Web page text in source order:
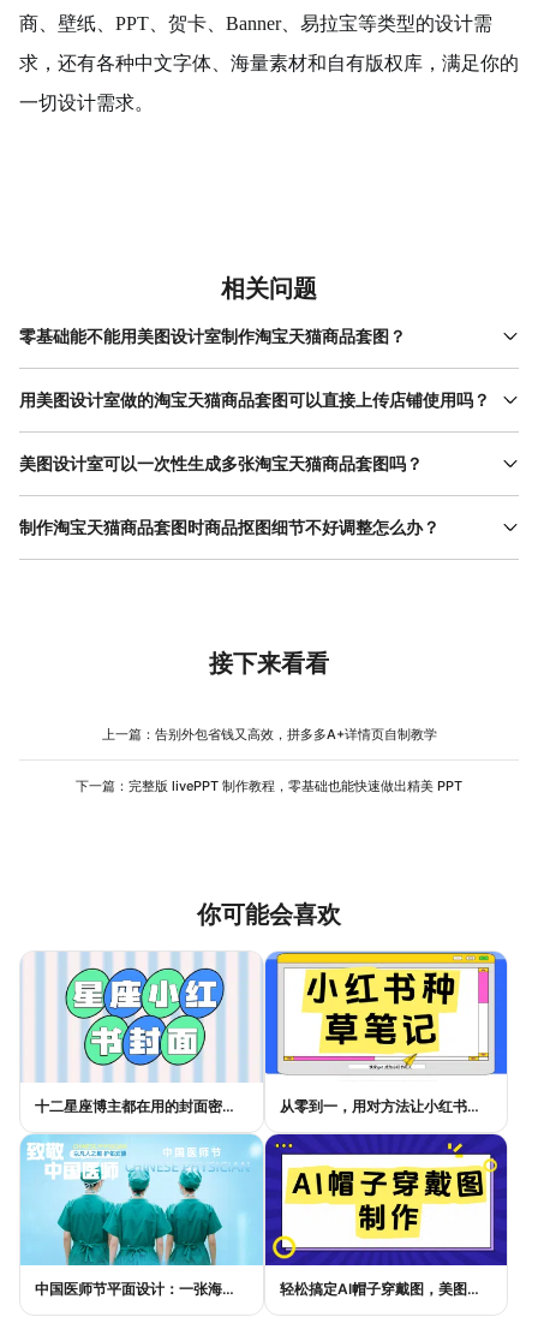
商、壁纸、PPT、贺卡、Banner、易拉宝等类型的设计需
求，还有各种中文字体、海量素材和自有版权库，满足你的
一切设计需求。
相关问题
零基础能不能用美图设计室制作淘宝天猫商品套图？
当然可以，美图设计室操作简单无需专业设计基础，自带智能抠
图、平台专属尺寸模板和AI文案功能，跟着简单步骤操作，零基础
用美图设计室做的淘宝天猫商品套图可以直接上传店铺使用吗？
完全可以，平台内置淘宝天猫官方标准尺寸，生成的商品套图画质
清晰、比例合规，同时模板和素材都有版权保障，编辑完成导出后
美图设计室可以一次性生成多张淘宝天猫商品套图吗？
支持批量生成功能，上传产品图后选定淘宝天猫对应规格和风格，
一键就能产出多张不同场景、不同版式的商品套图，不用逐张设
制作淘宝天猫商品套图时商品抠图细节不好调整怎么办？
在美图设计室抠图编辑页面，有智能选区和局部框选两种调整工
接下来看看
上一篇： 告别外包省钱又高效，拼多多A+详情页自制教学
下一篇： 完整版 livePPT 制作教程，零基础也能快速做出精美 PPT
你可能会喜欢
十二星座博主都在用的封面密码，星座小红书封面标题这样写才吸睛 从零到一，用对方法让小红书种草笔记的流量自己找上门
中国医师节平面设计：一张海报如何讲好白衣故事 轻松搞定AI帽子穿戴图，美图设计室电商主图教程